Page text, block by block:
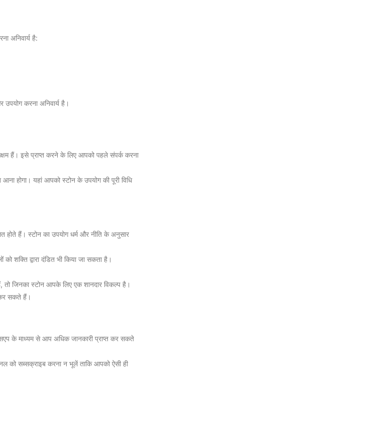
अनिवार्य है:
करना अनिवार्य है।
हैं। इसे प्राप्त करने के लिए आपको पहले संपर्क करना
होगा। यहां आपको स्टोन के उपयोग की पूरी विधि
होते हैं। स्टोन का उपयोग धर्म और नीति के अनुसार
शक्ति द्वारा दंडित भी किया जा सकता है।
जिनका स्टोन आपके लिए एक शानदार विकल्प है।
सकते हैं।
के माध्यम से आप अधिक जानकारी प्राप्त कर सकते
को सब्सक्राइब करना न भूलें ताकि आपको ऐसी ही